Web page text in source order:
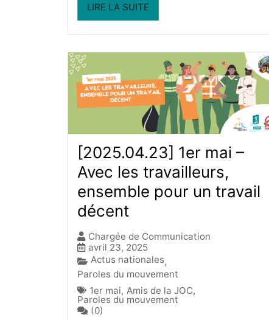
LIRE LA SUITE
[2025.04.23] 1er mai –
Avec les travailleurs,
ensemble pour un travail
décent
Chargée de Communication
avril 23, 2025
Actus nationales,
Paroles du mouvement
1er mai, Amis de la JOC,
Paroles du mouvement
(0)